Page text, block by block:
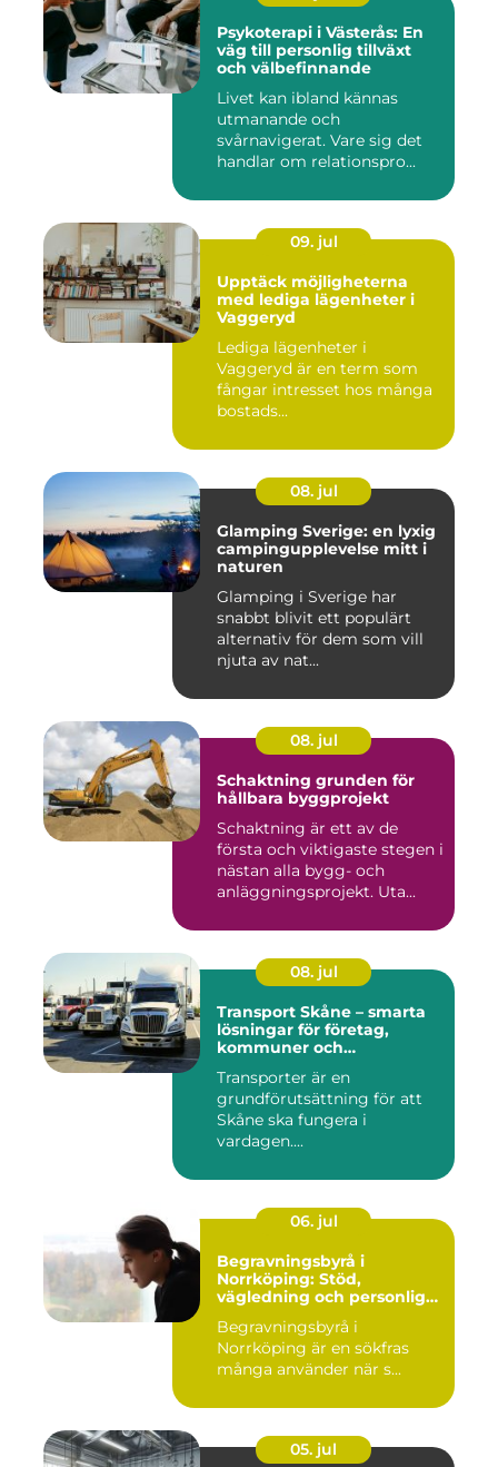
Psykoterapi i Västerås: En
väg till personlig tillväxt
och välbefinnande
Livet kan ibland kännas
utmanande och
svårnavigerat. Vare sig det
handlar om relationspro...
09. jul
Upptäck möjligheterna
med lediga lägenheter i
Vaggeryd
Lediga lägenheter i
Vaggeryd är en term som
fångar intresset hos många
bostads...
08. jul
Glamping Sverige: en lyxig
campingupplevelse mitt i
naturen
Glamping i Sverige har
snabbt blivit ett populärt
alternativ för dem som vill
njuta av nat...
08. jul
Schaktning grunden för
hållbara byggprojekt
Schaktning är ett av de
första och viktigaste stegen i
nästan alla bygg- och
anläggningsprojekt. Uta...
08. jul
Transport Skåne – smarta
lösningar för företag,
kommuner och
Transporter är en
grundförutsättning för att
Skåne ska fungera i
vardagen....
06. jul
Begravningsbyrå i
Norrköping: Stöd,
vägledning och personliga
Begravningsbyrå i
Norrköping är en sökfras
många använder när s...
05. jul